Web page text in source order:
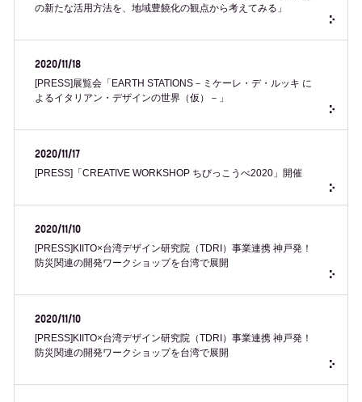
の新たな活用方法を、地域豊饒化の観点から考えてみる」
2020/11/18
[PRESS]展覧会「EARTH STATIONS－ミケーレ・デ・ルッキ に
よるイタリアン・デザインの世界（仮）－」
2020/11/17
[PRESS]「CREATIVE WORKSHOP ちびっこうべ2020」開催
2020/11/10
[PRESS]KIITO×台湾デザイン研究院（TDRI）事業連携 神戸発！
防災関連の開発ワークショップを台湾で展開
2020/11/10
[PRESS]KIITO×台湾デザイン研究院（TDRI）事業連携 神戸発！
防災関連の開発ワークショップを台湾で展開